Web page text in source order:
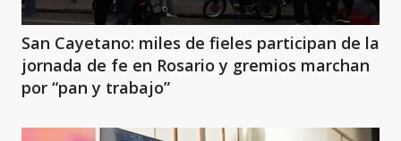
San Cayetano: miles de fieles participan de la
jornada de fe en Rosario y gremios marchan
por “pan y trabajo”